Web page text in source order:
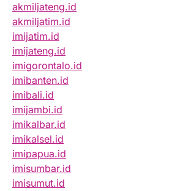
akmiljateng.id
akmiljatim.id
imijatim.id
imijateng.id
imigorontalo.id
imibanten.id
imibali.id
imijambi.id
imikalbar.id
imikalsel.id
imipapua.id
imisumbar.id
imisumut.id